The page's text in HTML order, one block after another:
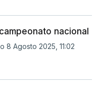
nacional
8 Agosto 2025, 11:02